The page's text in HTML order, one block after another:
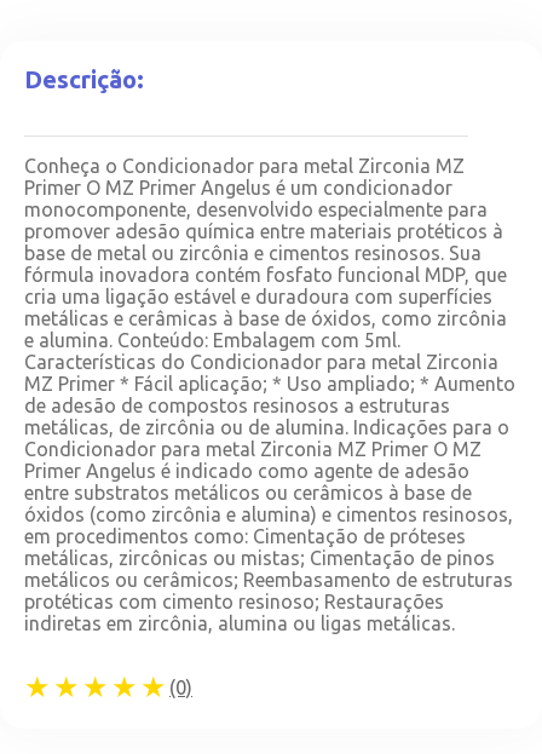
Descrição:
Conheça o Condicionador para metal Zirconia MZ
Primer O MZ Primer Angelus é um condicionador
monocomponente, desenvolvido especialmente para
promover adesão química entre materiais protéticos à
base de metal ou zircônia e cimentos resinosos. Sua
fórmula inovadora contém fosfato funcional MDP, que
cria uma ligação estável e duradoura com superfícies
metálicas e cerâmicas à base de óxidos, como zircônia
e alumina. Conteúdo: Embalagem com 5ml.
Características do Condicionador para metal Zirconia
MZ Primer * Fácil aplicação; * Uso ampliado; * Aumento
de adesão de compostos resinosos a estruturas
metálicas, de zircônia ou de alumina. Indicações para o
Condicionador para metal Zirconia MZ Primer O MZ
Primer Angelus é indicado como agente de adesão
entre substratos metálicos ou cerâmicos à base de
óxidos (como zircônia e alumina) e cimentos resinosos,
em procedimentos como: Cimentação de próteses
metálicas, zircônicas ou mistas; Cimentação de pinos
metálicos ou cerâmicos; Reembasamento de estruturas
protéticas com cimento resinoso; Restaurações
indiretas em zircônia, alumina ou ligas metálicas.
★★★★★ (0)